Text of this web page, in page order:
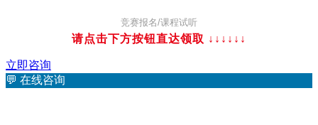
竞赛报名/课程试听
请点击下方按钮直达领取 ↓↓↓ ↓↓↓
立即咨询
💬 在线咨询